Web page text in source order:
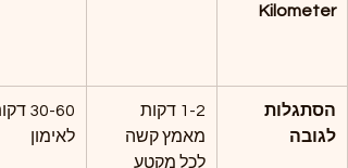
Kilometer
הסתגלות
לגובה
1-2 דקות
מאמץ קשה
לכל מקטע
30-60
לאימון